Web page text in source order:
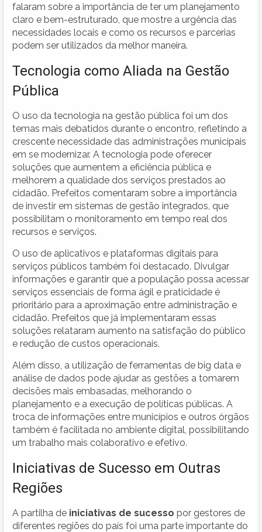
falaram sobre a importância de ter um planejamento
claro e bem-estruturado, que mostre a urgência das
necessidades locais e como os recursos e parcerias
podem ser utilizados da melhor maneira.
Tecnologia como Aliada na Gestão
Pública
O uso da tecnologia na gestão pública foi um dos
temas mais debatidos durante o encontro, refletindo a
crescente necessidade das administrações municipais
em se modernizar. A tecnologia pode oferecer
soluções que aumentem a eficiência pública e
melhorem a qualidade dos serviços prestados ao
cidadão. Prefeitos comentaram sobre a importância
de investir em sistemas de gestão integrados, que
possibilitam o monitoramento em tempo real dos
recursos e serviços.
O uso de aplicativos e plataformas digitais para
serviços públicos também foi destacado. Divulgar
informações e garantir que a população possa acessar
serviços essenciais de forma ágil e praticidade é
prioritário para a aproximação entre administração e
cidadão. Prefeitos que já implementaram essas
soluções relataram aumento na satisfação do público
e redução de custos operacionais.
Além disso, a utilização de ferramentas de big data e
análise de dados pode ajudar as gestões a tomarem
decisões mais embasadas, melhorando o
planejamento e a execução de políticas públicas. A
troca de informações entre municípios e outros órgãos
também é facilitada no ambiente digital, possibilitando
um trabalho mais colaborativo e efetivo.
Iniciativas de Sucesso em Outras
Regiões
A partilha de iniciativas de sucesso por gestores de
diferentes regiões do país foi uma parte importante do